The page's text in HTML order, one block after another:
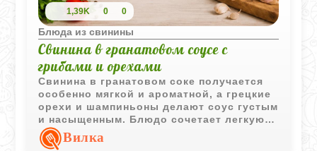
1,39K 0 0
Блюда из свинины
Свинина в гранатовом соусе с
грибами и орехами
Свинина в гранатовом соке получается
особенно мягкой и ароматной, а грецкие
орехи и шампиньоны делают соус густым
и насыщенным. Блюдо сочетает легкую
фруктовую кислинку, пряности и
глубокий мясной вкус.
Вилка